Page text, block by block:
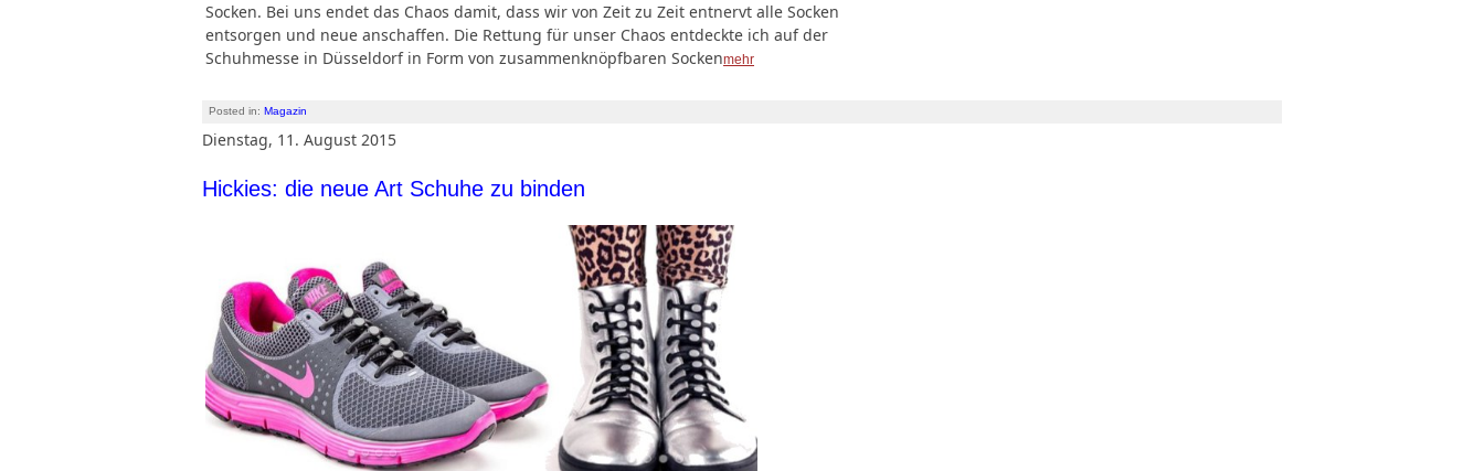
Socken. Bei uns endet das Chaos damit, dass wir von Zeit zu Zeit entnervt alle Socken
entsorgen und neue anschaffen. Die Rettung für unser Chaos entdeckte ich auf der
Schuhmesse in Düsseldorf in Form von zusammenknöpfbaren Sockenmehr
Posted in: Magazin
Dienstag, 11. August 2015
Hickies: die neue Art Schuhe zu binden